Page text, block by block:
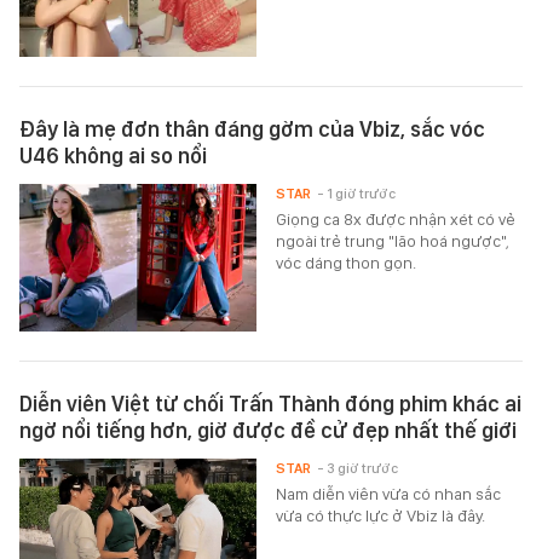
Đây là mẹ đơn thân đáng gờm của Vbiz, sắc vóc
U46 không ai so nổi
Giọng ca 8x được nhận xét có vẻ
ngoài trẻ trung "lão hoá ngược",
vóc dáng thon gọn.
STAR - 1 giờ trước
Diễn viên Việt từ chối Trấn Thành đóng phim khác ai
ngờ nổi tiếng hơn, giờ được đề cử đẹp nhất thế giới
Nam diễn viên vừa có nhan sắc
vừa có thực lực ở Vbiz là đây.
STAR - 3 giờ trước